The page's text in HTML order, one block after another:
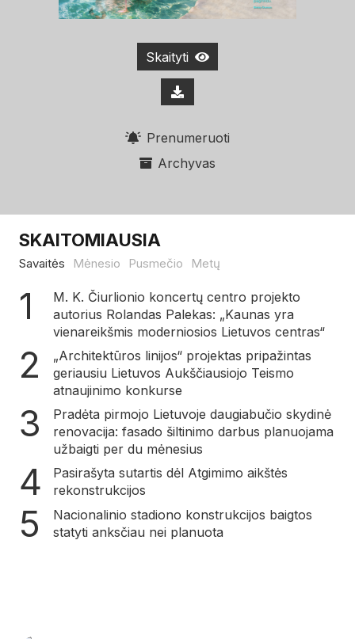
Skaityti
Prenumeruoti
Archyvas
SKAITOMIAUSIA
Savaitės Mėnesio Pusmečio Metų
M. K. Čiurlionio koncertų centro projekto
autorius Rolandas Palekas: „Kaunas yra
vienareikšmis moderniosios Lietuvos centras“
„Architektūros linijos“ projektas pripažintas
geriausiu Lietuvos Aukščiausiojo Teismo
atnaujinimo konkurse
Pradėta pirmojo Lietuvoje daugiabučio skydinė
renovacija: fasado šiltinimo darbus planuojama
užbaigti per du mėnesius
Pasirašyta sutartis dėl Atgimimo aikštės
rekonstrukcijos
Nacionalinio stadiono konstrukcijos baigtos
statyti anksčiau nei planuota